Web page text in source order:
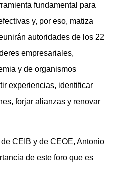
fundamental para
y, por eso, matiza
autoridades de los 22
empresariales,
y de organismos
experiencias, identificar
forjar alianzas y renovar
CEIB y de CEOE, Antonio
de este foro que es